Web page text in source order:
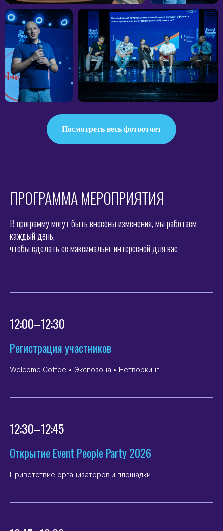
Посмотреть весь фотоотчет
ПРОГРАММА МЕРОПРИЯТИЯ
В программу могут быть внесены изменения, мы работаем
каждый день,
чтобы сделать ее максимально интересной для вас
12:00–12:30
Регистрация участников
Welcome Coffee • Экспозона • Нетворкинг
12:30–12:45
Открытие Event People Party 2026
Приветствие организаторов и площадки